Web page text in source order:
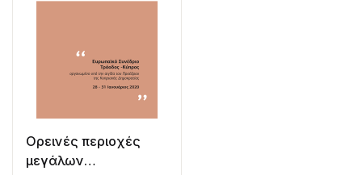
Ορεινές περιοχές
μεγάλων